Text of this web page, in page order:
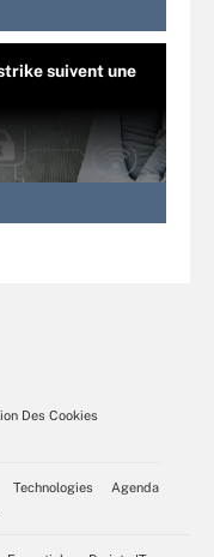
suivent une
Des Cookies
Technologies
Agenda